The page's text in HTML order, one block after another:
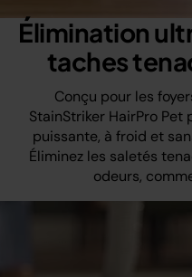
Élimination
taches
Conçu pour les
StainStriker HairPro
puissante, à froid et
Éliminez les saletés
odeurs,